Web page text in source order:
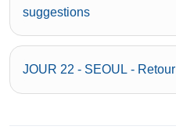
suggestions
JOUR 22 - SEOUL - Retour